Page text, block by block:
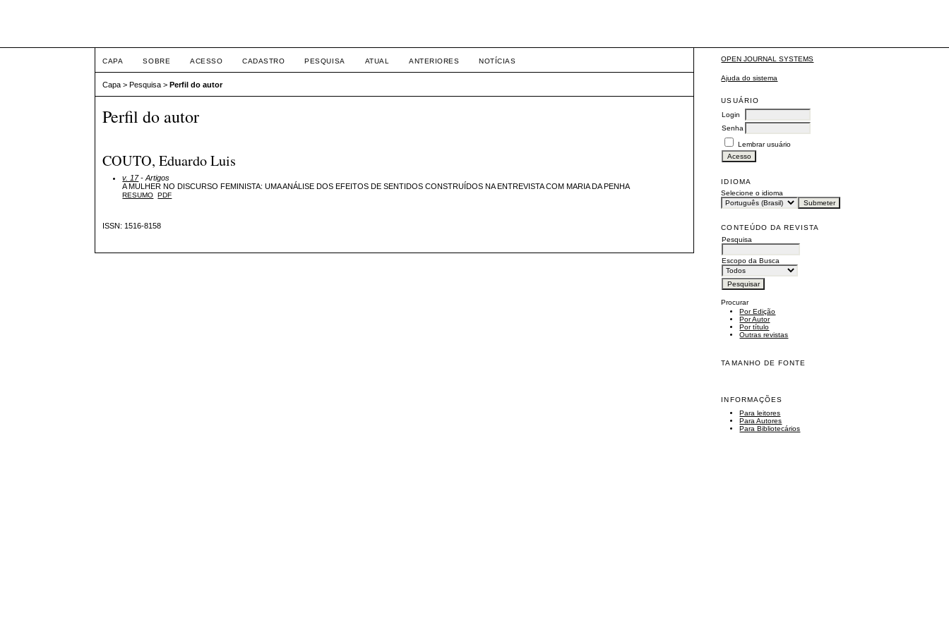
OPEN JOURNAL SYSTEMS
Ajuda do sistema
USUÁRIO
Login
Senha
Lembrar usuário
IDIOMA
Selecione o idioma
CONTEÚDO DA REVISTA
Pesquisa
Escopo da Busca
Procurar
Por Edição
Por Autor
Por título
Outras revistas
TAMANHO DE FONTE
INFORMAÇÕES
Para leitores
Para Autores
Para Bibliotecários
CAPA SOBRE ACESSO CADASTRO PESQUISA ATUAL ANTERIORES NOTÍCIAS
Capa >Pesquisa >Perfil do autor
Perfil do autor
COUTO, Eduardo Luis
v. 17- Artigos
A MULHER NO DISCURSO FEMINISTA: UMA ANÁLISE DOS EFEITOS DE SENTIDOS CONSTRUÍDOS NA ENTREVISTA COM MARIA DA PENHA
RESUMO PDF
ISSN: 1516-8158